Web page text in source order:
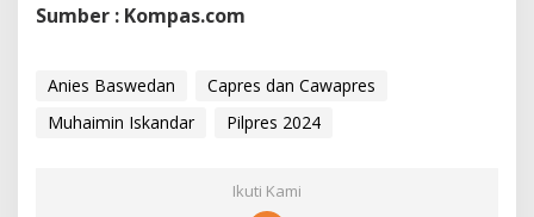
Sumber : Kompas.com
Anies Baswedan
Capres dan Cawapres
Muhaimin Iskandar
Pilpres 2024
Ikuti Kami